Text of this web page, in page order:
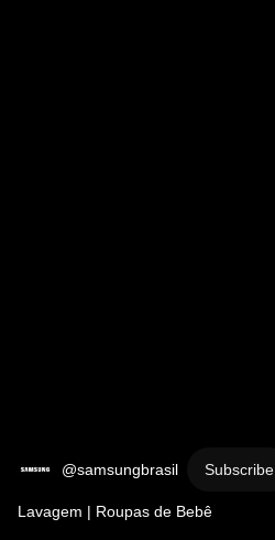
@samsungbrasil Subscribe
Lavagem | Roupas de Bebê